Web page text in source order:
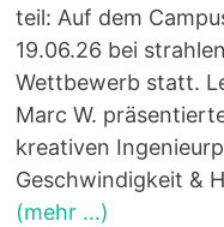
teil: Auf dem
19.06.26 bei
Wettbewerb statt.
Marc W.
kreativen
Geschwindigkeit &
(mehr …)